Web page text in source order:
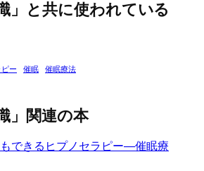
」と共に使われている
ー 催眠 催眠療法
」関連の本
できるヒプノセラピー―催眠療